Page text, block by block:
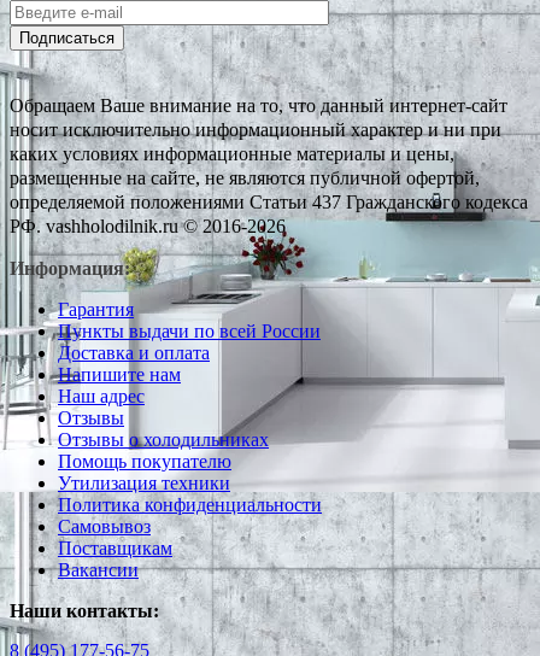
Подписаться
Обращаем Ваше внимание на то, что данный интернет-сайт
носит исключительно информационный характер и ни при
каких условиях информационные материалы и цены,
размещенные на сайте, не являются публичной офертой,
определяемой положениями Статьи 437 Гражданского кодекса
РФ. vashholodilnik.ru © 2016-2026
Информация:
Гарантия
Пункты выдачи по всей России
Доставка и оплата
Напишите нам
Наш адрес
Отзывы
Отзывы о холодильниках
Помощь покупателю
Утилизация техники
Политика конфиденциальности
Самовывоз
Поставщикам
Вакансии
Наши контакты:
8 (495) 177-56-75